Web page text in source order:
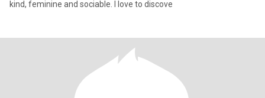
kind, feminine and sociable. I love to discove